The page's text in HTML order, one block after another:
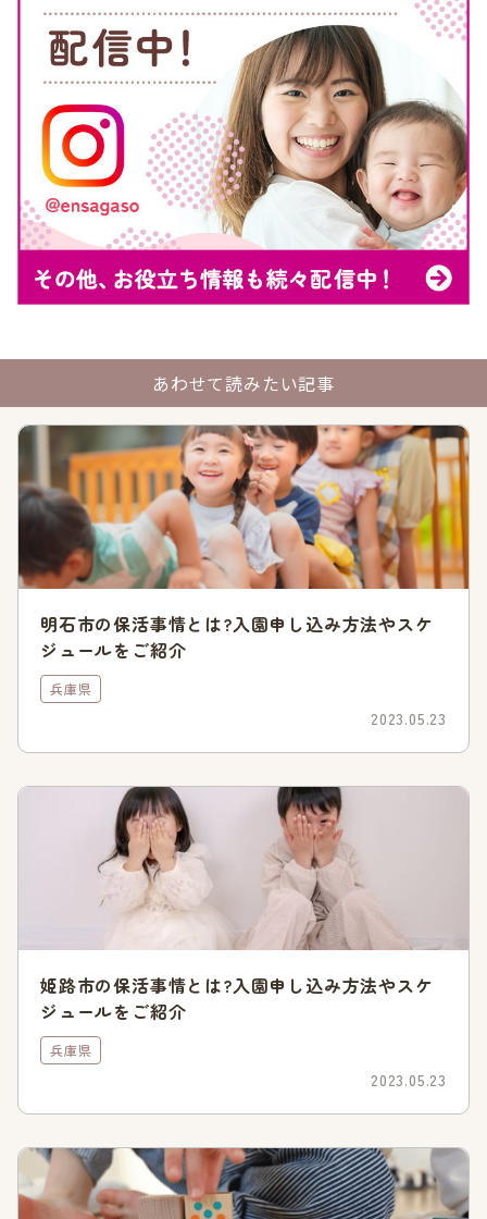
多田幼稚園
多田保育所
統合し、幼保連
携型認定こども
園となる
2025年から実施
東谷幼稚園
4歳児クラスが5
人未満となった
場合、廃園を検
討
2023年度末から
統廃合などの計画にあたり、定員数の変更や休園などの運営変
更が検討されているので、注意してください。
保育の必要性を証明する書類の未提出は最も低い点
数になる
入園申し込みに必ず必要な書類である「保育の必要性を証明す
る書類」が未提出だった場合、求職活動扱いとなります。
川西市の定める保育の実施基準表には、就労・出産・介護など
の項目があり、それぞれ6～30点が配点されています。
め、自分が当てはまる「保育の必要性を証明する書類」がある
場合は、確実に準備・提出するよう心がけましょう。
参照:川西市「
川西市の保育園・幼稚園を検索
川西市の人気状況や待機児童数
保活を成功させるためには、待機児童数や人気状況について把
握しておく必要があります。
ここでは、川西市の待機児童数と待機児童対策について詳しく
解説します。
策を行った結果、2022年に0を達成しています。以下は川西市
の待機児童数の推移を表にしたものです。
あわせて読みたい記事
明石市の保活事情とは?入園申し込み方法やスケ
ジュールをご紹介
兵庫県
2023.05.23
姫路市の保活事情とは?入園申し込み方法やスケ
ジュールをご紹介
兵庫県
2023.05.23